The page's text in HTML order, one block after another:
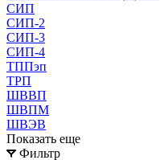
СИП
СИП-2
СИП-3
СИП-4
ТППэп
ТРП
ШВВП
ШВПМ
ШВЭВ
Показать еще
Фильтр